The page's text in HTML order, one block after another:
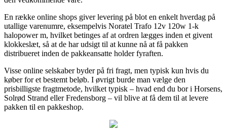
En række online shops giver levering på blot en enkelt hverdag på
utallige varenumre, eksempelvis Noratel Trafo 12v 120w 1-k
halopower m, hvilket betinges af at ordren lægges inden et givent
klokkeslæt, så at de har udsigt til at kunne nå at få pakken
distribueret inden de pakkeansatte holder fyraften.
Visse online selskaber byder på fri fragt, men typisk kun hvis du
køber for et bestemt beløb. I øvrigt burde man vælge den
prisbilligste fragtmetode, hvilket typisk – hvad end du bor i Horsens,
Solrød Strand eller Fredensborg – vil blive at få dem til at levere
pakken til en pakkeshop.